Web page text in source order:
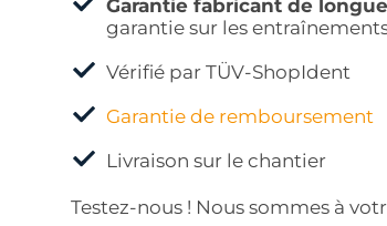
Garantie fabricant de
garantie sur les
Vérifié par TÜV-ShopIdent
Garantie de remboursement
Livraison sur le chantier
Testez-nous ! Nous sommes à